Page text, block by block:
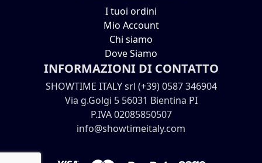
I tuoi ordini
Mio Account
Chi siamo
Dove Siamo
INFORMAZIONI DI CONTATTO
SHOWTIME ITALY srl (+39) 0587 346904
Via g.Golgi 5 56031 Bientina PI
P.IVA 02085850507
info@showtimeitaly.com